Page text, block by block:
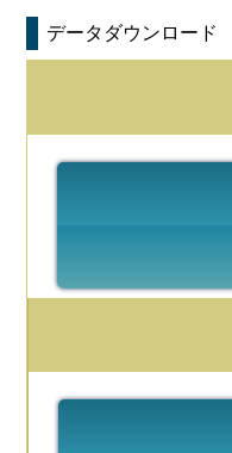
データダウンロード